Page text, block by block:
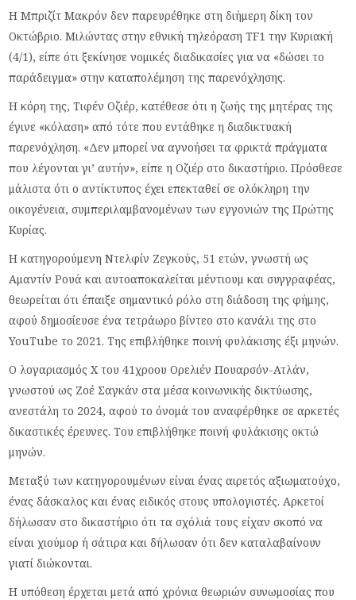
Η Μπριζίτ Μακρόν δεν παρευρέθηκε στη διήμερη δίκη τον
Οκτώβριο. Μιλώντας στην εθνική τηλεόραση TF1 την Κυριακή
(4/1), είπε ότι ξεκίνησε νομικές διαδικασίες για να «δώσει το
παράδειγμα» στην καταπολέμηση της παρενόχλησης.
Η κόρη της, Τιφέν Οζιέρ, κατέθεσε ότι η ζωής της μητέρας της
έγινε «κόλαση» από τότε που εντάθηκε η διαδικτυακή
παρενόχληση. «Δεν μπορεί να αγνοήσει τα φρικτά πράγματα
που λέγονται γι’ αυτήν», είπε η Οζιέρ στο δικαστήριο. Πρόσθεσε
μάλιστα ότι ο αντίκτυπος έχει επεκταθεί σε ολόκληρη την
οικογένεια, συμπεριλαμβανομένων των εγγονιών της Πρώτης
Κυρίας.
Η κατηγορούμενη Ντελφίν Ζεγκούς, 51 ετών, γνωστή ως
Αμαντίν Ρουά και αυτοαποκαλείται μέντιουμ και συγγραφέας,
θεωρείται ότι έπαιξε σημαντικό ρόλο στη διάδοση της φήμης,
αφού δημοσίευσε ένα τετράωρο βίντεο στο κανάλι της στο
YouTube το 2021. Της επιβλήθηκε ποινή φυλάκισης έξι μηνών.
Ο λογαριασμός Χ του 41χροου Ορελιέν Πουαρσόν-Ατλάν,
γνωστού ως Ζοέ Σαγκάν στα μέσα κοινωνικής δικτύωσης,
ανεστάλη το 2024, αφού το όνομά του αναφέρθηκε σε αρκετές
δικαστικές έρευνες. Του επιβλήθηκε ποινή φυλάκισης οκτώ
μηνών.
Μεταξύ των κατηγορουμένων είναι ένας αιρετός αξιωματούχο,
ένας δάσκαλος και ένας ειδικός στους υπολογιστές. Αρκετοί
δήλωσαν στο δικαστήριο ότι τα σχόλιά τους είχαν σκοπό να
είναι χιούμορ ή σάτιρα και δήλωσαν ότι δεν καταλαβαίνουν
γιατί διώκονται.
Η υπόθεση έρχεται μετά από χρόνια θεωριών συνωμοσίας που